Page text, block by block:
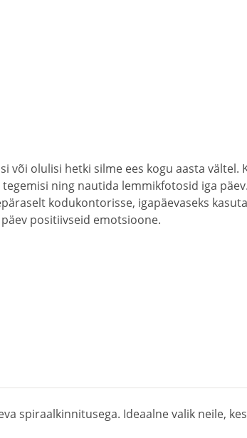
või olulisi hetki silme ees kogu aasta vältel.
ning nautida lemmikfotosid iga päev.
kodukontorisse, igapäevaseks
positiivseid emotsioone.
spiraalkinnitusega. Ideaalne valik neile,